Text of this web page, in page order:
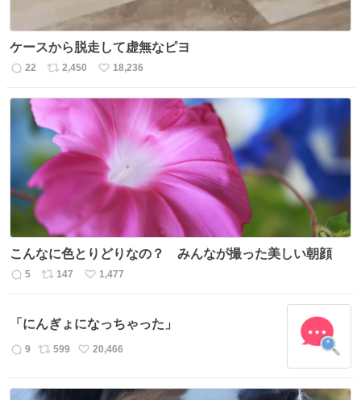
ケースから脱走して虚無なピヨ
返
22
リ
ト
数
2,450
い
ね
数
18,236
こんなに色とりどりなの？ みんなが撮った美しい朝顔
返
数
5
リ
ス
ト
数
147
い
ね
数
1,477
「にんぎょになっちゃった」
返
数
9
リ
ス
599
い
ね
20,466